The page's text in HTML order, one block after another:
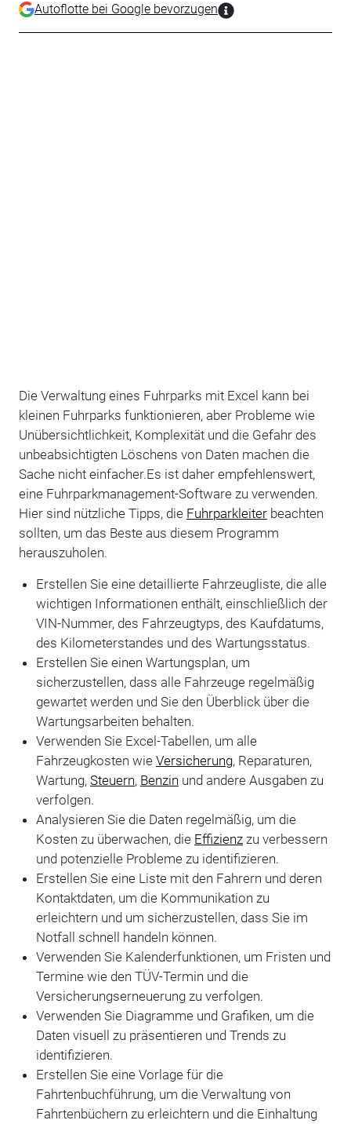
Autoflotte bei Google bevorzugen
Die Verwaltung eines Fuhrparks mit Excel kann bei
kleinen Fuhrparks funktionieren, aber Probleme wie
Unübersichtlichkeit, Komplexität und die Gefahr des
unbeabsichtigten Löschens von Daten machen die
Sache nicht einfacher.Es ist daher empfehlenswert,
eine Fuhrparkmanagement-Software zu verwenden.
Hier sind nützliche Tipps, die Fuhrparkleiterbeachten
sollten, um das Beste aus diesem Programm
herauszuholen.
Erstellen Sie eine detaillierte Fahrzeugliste, die alle
wichtigen Informationen enthält, einschließlich der
VIN-Nummer, des Fahrzeugtyps, des Kaufdatums,
des Kilometerstandes und des Wartungsstatus.
Erstellen Sie einen Wartungsplan, um
sicherzustellen, dass alle Fahrzeuge regelmäßig
gewartet werden und Sie den Überblick über die
Wartungsarbeiten behalten.
Verwenden Sie Excel-Tabellen, um alle
Fahrzeugkosten wie Versicherung, Reparaturen,
Wartung, Steuern, Benzin und andere Ausgaben zu
verfolgen.
Analysieren Sie die Daten regelmäßig, um die
Kosten zu überwachen, die Effizienzzu verbessern
und potenzielle Probleme zu identifizieren.
Erstellen Sie eine Liste mit den Fahrern und deren
Kontaktdaten, um die Kommunikation zu
erleichtern und um sicherzustellen, dass Sie im
Notfall schnell handeln können.
Verwenden Sie Kalenderfunktionen, um Fristen und
Termine wie den TÜV-Termin und die
Versicherungserneuerung zu verfolgen.
Verwenden Sie Diagramme und Grafiken, um die
Daten visuell zu präsentieren und Trends zu
identifizieren.
Erstellen Sie eine Vorlage für die
Fahrtenbuchführung, um die Verwaltung von
Fahrtenbüchern zu erleichtern und die Einhaltung